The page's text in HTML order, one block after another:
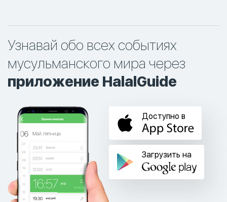
Узнавай обо всех событиях
мусульманского мира через
приложение HalalGuide
Доступно в
Загрузить на